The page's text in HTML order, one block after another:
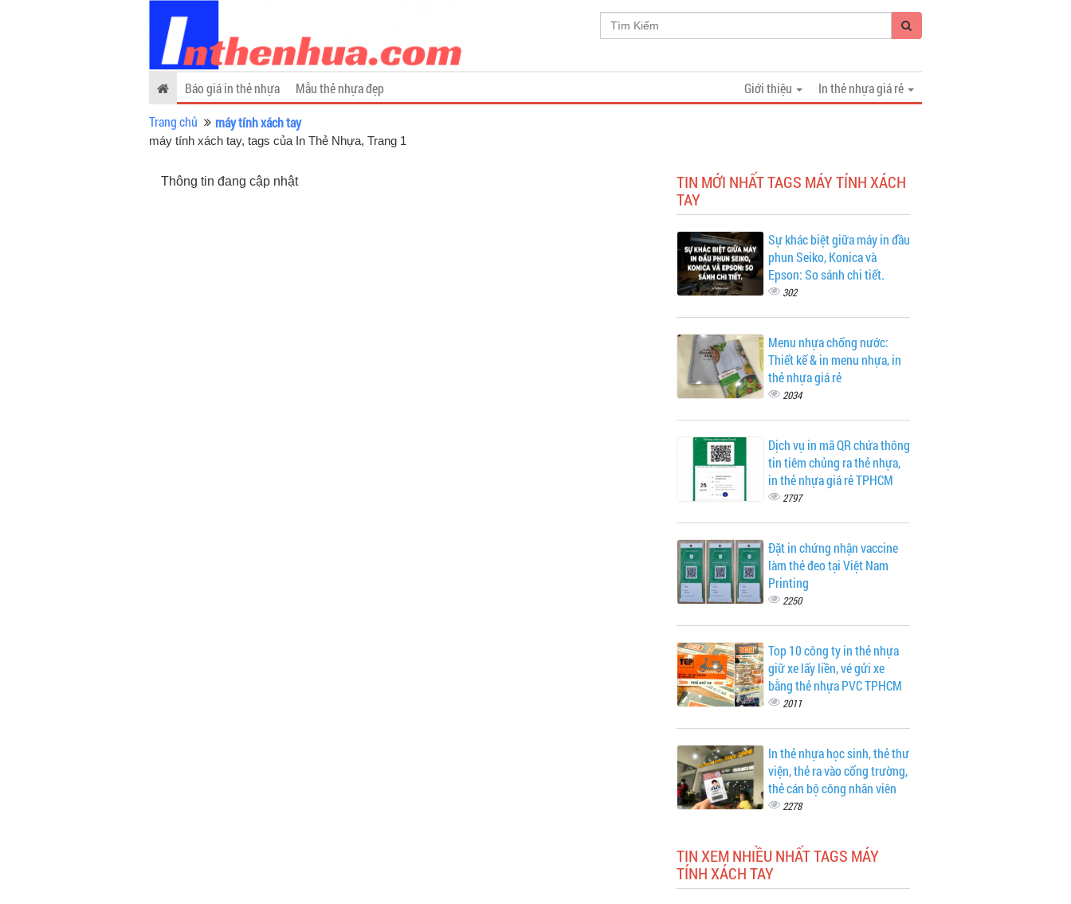
In thẻ nhựa giá rẻ
Báo giá in thẻ nhựa Mẫu thẻ nhựa đẹp
Giới thiệu
Trang chủ
máy tính xách tay
máy tính xách tay, tags của In Thẻ Nhựa, Trang 1
Thông tin đang cập nhật
TIN MỚI NHẤT TAGS MÁY TÍNH XÁCH
TAY
Sự khác biệt giữa máy in đầu
phun Seiko, Konica và
Epson: So sánh chi tiết.
302
Menu nhựa chống nước:
Thiết kế & in menu nhựa, in
thẻ nhựa giá rẻ
2034
Dịch vụ in mã QR chứa thông
tin tiêm chủng ra thẻ nhựa,
in thẻ nhựa giá rẻ TPHCM
2797
Đặt in chứng nhận vaccine
làm thẻ đeo tại Việt Nam
Printing
2250
Top 10 công ty in thẻ nhựa
giữ xe lấy liền, vé gửi xe
bằng thẻ nhựa PVC TPHCM
2011
In thẻ nhựa học sinh, thẻ thư
viện, thẻ ra vào cổng trường,
thẻ cán bộ công nhân viên
2278
TIN XEM NHIỀU NHẤT TAGS MÁY
TÍNH XÁCH TAY